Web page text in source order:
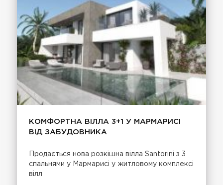
КОМФОРТНА ВІЛЛА 3+1 У МАРМАРИСІ
ВІД ЗАБУДОВНИКА
Продається нова розкішна вілла Santorini з 3
спальнями у Мармарисі у житловому комплексі
вілл